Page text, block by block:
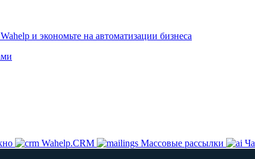
и экономьте на автоматизации бизнеса
Wahelp.CRM Массовые рассылки